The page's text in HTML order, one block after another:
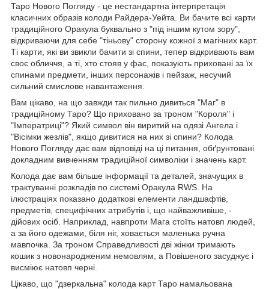
Таро Нового Погляду - це нестандартна інтерпретація
класичних образів колоди Райдера-Уейта. Ви бачите всі карти
традиційного Оракула буквально з "під іншим кутом зору",
відкриваючи для себе "тіньову" сторону кожної з магічних карт.
Ті карти, які ви звикли бачити зі спини, тепер відкривають вам
своє обличчя, а ті, хто стояв у фас, показують приховані за їх
спинами предмети, інших персонажів і пейзаж, несучий
сильний смислове навантаження.
Вам цікаво, на що завжди так пильно дивиться "Маг" в
традиційному Таро? Що приховано за троном "Короля" і
"Імператриці"? Який символ він виритий на одязі Ангела і
"Вісімки жезлів", якщо дивитися на них зі спини? Колода
Нового Погляду дає вам відповіді на ці питання, обґрунтовані
докладним вивченням традиційної символіки і значень карт.
Колода дає вам більше інформації та деталей, значущих в
трактуванні розкладів по системі Оракула RWS. На
ілюстраціях показано додаткові елементи ландшафтів,
предметів, специфічних атрибутів і, що найважливіше, -
дійових осіб. Наприклад, навпроти Мага стоїть натовп людей,
а за його одежами, біля ніг, ховається маленька ручна
мавпочка. За троном Справедливості дві жінки тримають
кошик з новонародженим немовлям, а Повішеного засуджує і
висміює натовп черні.
Цікаво, що "дзеркальна" колода карт Таро намальована